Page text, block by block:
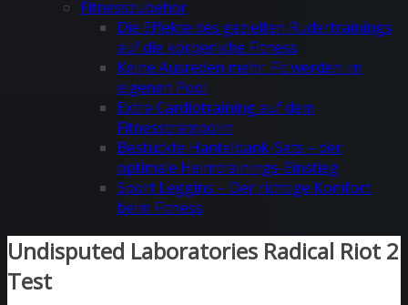
Fitnesszubehör
Die Effekte des gezielten Rudertrainings
auf die körperliche Fitness
Keine Ausreden mehr: Fit werden im
eigenen Pool
Extra Cardiotraining auf dem
Fitnesstrampolin
Bestückte Hantelbank-Sets – der
optimale Heimtrainings-Einstieg
Sport Leggins – Der richtige Komfort
beim Fitness
Undisputed Laboratories Radical Riot 2
Test